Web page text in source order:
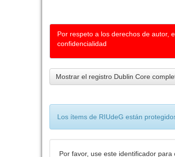
Por respeto a los derechos de autor,
confidencialidad
Mostrar el registro Dublin Core
Los ítems de RIUdeG están
Por favor, use este identificador